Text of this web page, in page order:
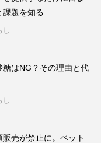
課題を知る
し
糖はNG？その理由と代
し
売が禁止に。ペット